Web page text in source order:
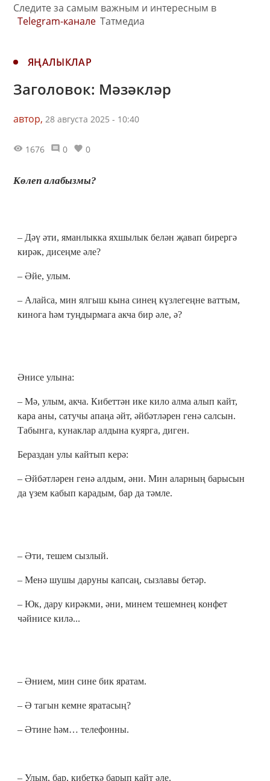
Следите за самым важным и интересным в
Telegram-канале Татмедиа
ЯҢАЛЫКЛАР
Заголовок: Мәзәкләр
автор, 28 августа 2025 - 10:40
1676 0 0
Көлеп алабызмы?
– Дәү әти, яманлыкка яхшылык белән җавап бирергә
кирәк, дисеңме әле?
– Әйе, улым.
– Алайса, мин ялгыш кына синең күзлегеңне ваттым,
кинога һәм туңдырмага акча бир әле, ә?
Әнисе улына:
– Мә, улым, акча. Кибеттән ике кило алма алып кайт,
кара аны, сатучы апаңа әйт, әйбәтләрен генә салсын.
Табынга, кунаклар алдына куярга, диген.
Бераздан улы кайтып керә:
– Әйбәтләрен генә алдым, әни. Мин аларның барысын
да үзем кабып карадым, бар да тәмле.
– Әти, тешем сызлый.
– Менә шушы даруны капсаң, сызлавы бетәр.
– Юк, дару кирәкми, әни, минем тешемнең конфет
чәйнисе килә...
– Әнием, мин сине бик яратам.
– Ә тагын кемне яратасың?
– Әтине һәм… телефонны.
– Улым, бар, кибеткә барып кайт әле.